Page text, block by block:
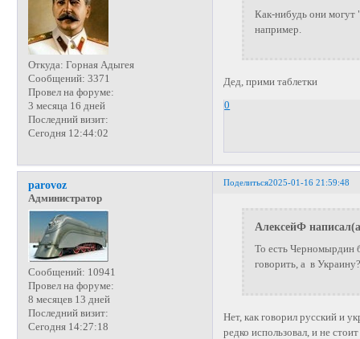
Откуда: Горная Адыгея
Сообщений: 3371
Провел на форуме:
3 месяца 16 дней
Последний визит:
Сегодня 12:44:02
Как-нибудь они могут
например.
Дед, прими таблетки
0
Поделиться2025-01-16 21:59:48
parovoz
Администратор
Сообщений: 10941
Провел на форуме:
8 месяцев 13 дней
Последний визит:
Сегодня 14:27:18
АлексейФ
То есть Черномырдин
говорить, а в Украину?
Нет, как говорил русский и
редко использовал, и не